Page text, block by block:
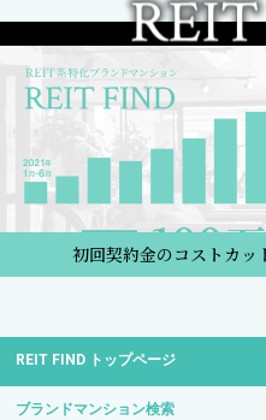
初回契約金のコストカッ
REIT FIND トップページ
ブランドマンション検索